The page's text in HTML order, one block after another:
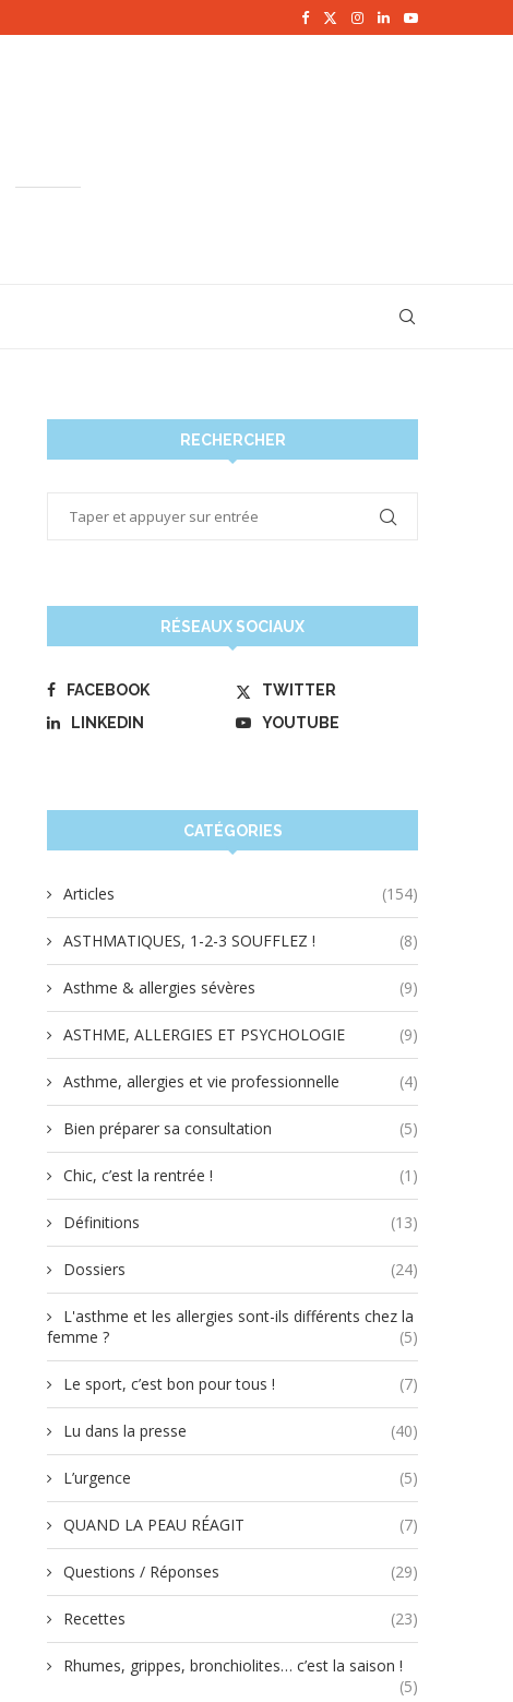
RECHERCHER
RÉSEAUX SOCIAUX
FACEBOOK
TWITTER
LINKEDIN
YOUTUBE
CATÉGORIES
Articles (154)
ASTHMATIQUES, 1-2-3 SOUFFLEZ ! (8)
Asthme & allergies sévères (9)
ASTHME, ALLERGIES ET PSYCHOLOGIE (9)
Asthme, allergies et vie professionnelle (4)
Bien préparer sa consultation (5)
Chic, c’est la rentrée ! (1)
Définitions (13)
Dossiers (24)
L'asthme et les allergies sont-ils différents chez la
femme ?
(5)
Le sport, c’est bon pour tous ! (7)
Lu dans la presse (40)
L’urgence (5)
QUAND LA PEAU RÉAGIT (7)
Questions / Réponses (29)
Recettes (23)
Rhumes, grippes, bronchiolites… c’est la saison !
(5)